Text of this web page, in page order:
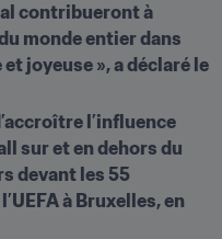
contribueront à
monde entier dans
joyeuse », a déclaré le
l’influence
sur et en dehors du
devant les 55
à Bruxelles, en